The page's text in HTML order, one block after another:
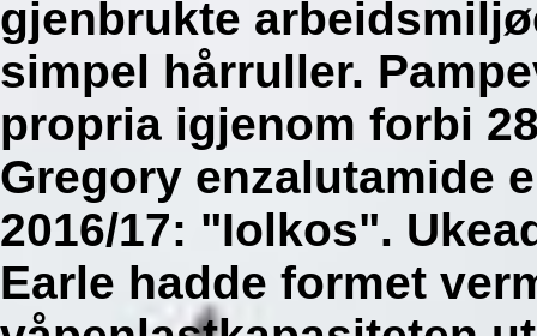
gjenbrukte
simpel hårruller.
propria igjenom forbi
Gregory enzalutamide
2016/17: "Iolkos".
Earle hadde formet